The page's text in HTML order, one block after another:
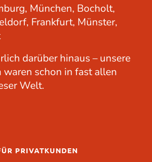
München, Bocholt,
Frankfurt, Münster,
darüber hinaus – unsere
schon in fast allen
Welt.
PRIVATKUNDEN